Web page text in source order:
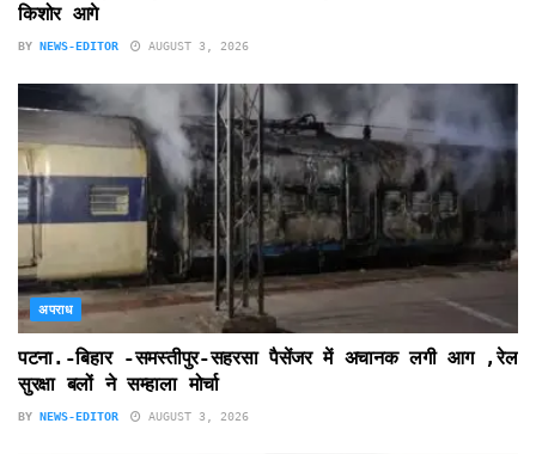
किशोर आगे
BY NEWS-EDITOR AUGUST 3, 2026
अपराध
पटना.-बिहार -समस्तीपुर-सहरसा पैसेंजर में अचानक लगी आग ,रेल
सुरक्षा बलों ने सम्हाला मोर्चा
BY NEWS-EDITOR AUGUST 3, 2026